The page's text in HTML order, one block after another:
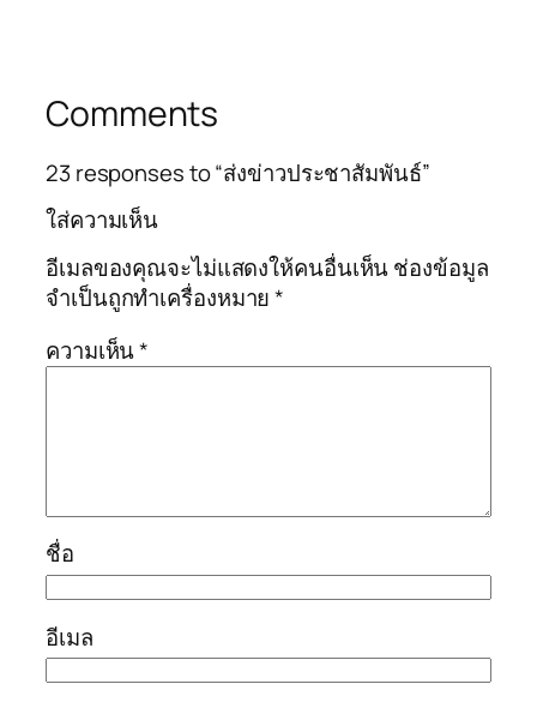
Comments
23 responses to “ส่งข่าวประชาสัมพันธ์”
ใส่ความเห็น
อีเมลของคุณจะไม่แสดงให้คนอื่นเห็นช่องข้อมูล
จำเป็นถูกทำเครื่องหมาย*
ความเห็น*
ชื่อ
อีเมล